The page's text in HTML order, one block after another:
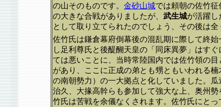
の山そのものです。 金砂山城では頼朝の佐竹
の大きな合戦がありましたが、 武生城が活躍し
として取り立てられたのでしょう、その後は
佐竹氏は鎌倉幕府倒幕後の混乱期に際して終
し足利尊氏と後醍醐天皇の「同床異夢」はす
ては悪いことに、当時常陸国内では佐竹領の
があり、ここに正成の弟とも甥ともいわれる
の南朝勢力）の一大拠点と化していました。
治久、大掾高幹らも参加して強大な上、奥州
竹氏は苦戦を余儀なくされます。佐竹氏にと